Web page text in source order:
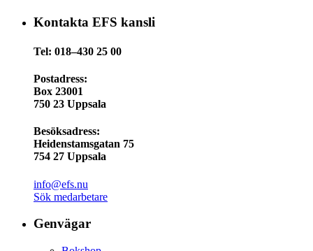
Kontakta EFS kansli
Tel: 018–430 25 00
Postadress:
Box 23001
750 23 Uppsala
Besöksadress:
Heidenstamsgatan 75
754 27 Uppsala
info@efs.nu
Sök medarbetare
Genvägar